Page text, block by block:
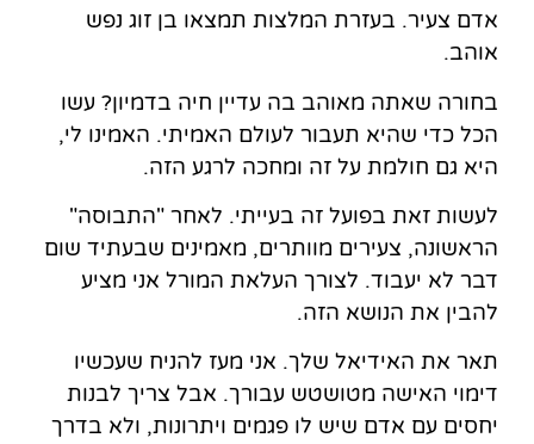
אדם צעיר. בעזרת המלצות תמצאו בן זוג נפש
אוהב.
בחורה שאתה מאוהב בה עדיין חיה בדמיון? עשו
הכל כדי שהיא תעבור לעולם האמיתי. האמינו לי,
היא גם חולמת על זה ומחכה לרגע הזה.
לעשות זאת בפועל זה בעייתי. לאחר "התבוסה"
הראשונה, צעירים מוותרים, מאמינים שבעתיד שום
דבר לא יעבוד. לצורך העלאת המורל אני מציע
להבין את הנושא הזה.
תאר את האידיאל שלך. אני מעז להניח שעכשיו
דימוי האישה מטושטש עבורך. אבל צריך לבנות
יחסים עם אדם שיש לו פגמים ויתרונות, ולא בדרך